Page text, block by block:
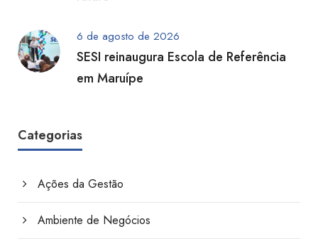
6 de agosto de 2026
SESI reinaugura Escola de Referência
em Maruípe
Categorias
Ações da Gestão
Ambiente de Negócios